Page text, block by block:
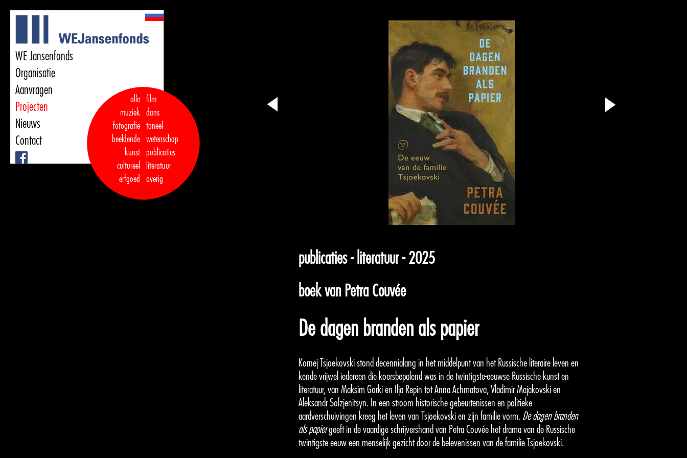
WE Jansenfonds
Organisatie
Aanvragen
Projecten
Nieuws
Contact
alle
muziek
fotografie
beeldende
kunst
cultureel
erfgoed
film
dans
toneel
wetenschap
publicaties
literatuur
overig
publicaties - literatuur - 2025
boek van Petra Couvée
De dagen branden als papier
Kornej Tsjoekovski stond decennialang in het middelpunt van het Russische literaire leven en
kende vrijwel iedereen die koersbepalend was in de twintigste-eeuwse Russische kunst en
literatuur, van Maksim Gorki en Ilja Repin tot Anna Achmatova, Vladimir Majakovski en
Aleksandr Solzjenitsyn. In een stroom historische gebeurtenissen en politieke
aardverschuivingen kreeg het leven van Tsjoekovski en zijn familie vorm. De dagen branden
als papiergeeft in de vaardige schrijvershand van Petra Couvée het drama van de Russische
twintigste eeuw een menselijk gezicht door de belevenissen van de familie Tsjoekovski.